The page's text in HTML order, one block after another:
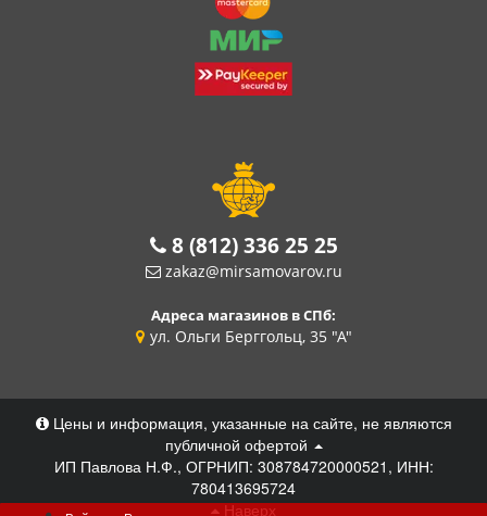
8 (812) 336 25 25
zakaz@mirsamovarov.ru
Адреса магазинов в СПб:
ул. Ольги Берггольц, 35 "А"
Цены и информация, указанные на сайте, не являются
публичной офертой
ИП Павлова Н.Ф., ОГРНИП: 308784720000521, ИНН:
780413695724
Наверх